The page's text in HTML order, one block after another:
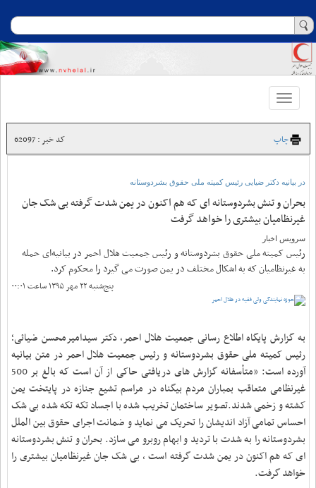
Toggle
navigation
چاپ کد خبر : 62097
در بیانیه دکتر ضیایی رئیس کمیته ملی حقوق بشردوستانه
بحران و تنش بشردوستانه ای که هم اکنون در یمن شدت گرفته بی شک جان
غیرنظامیان بیشتری را خواهد گرفت
سرویس اخبار
رئیس کمیته ملی حقوق بشردوستانه و رئیس جمعیت هلال احمر در بیانیه‌ای حمله
به غیرنظامیان که به اشکال مختلف در یمن صورت می گیرد را محکوم کرد.
پنج‌شنبه ۲۲ مهر ۱۳۹۵ ساعت ۰۰:۰۱
به گزارش پایگاه اطلاع رسانی جمعیت هلال احمر، دکتر سیدامیرمحسن ضیائی؛
رئیس کمیته ملی حقوق بشردوستانه و رئیس جمعیت هلال احمر در متن بیانیه
آورده است: «متأسفانه گزارش های دریافتی حاکی از آن است که بالغ بر 500
غیرنظامی متعاقب بمباران مردم بیگناه در مراسم تشیع جنازه در پایتخت یمن
کشته و زخمی شدند.تصویر ساختمان تخریب شده با اجساد تکه تکه شده بی شک
احساس تمامی آزاد اندیشان را تحریک می نماید و ضمانت اجرای حقوق بین الملل
بشردوستانه را به شدت با تردید و ابهام روبرو می سازد. بحران و تنش بشردوستانه
ای که هم اکنون در یمن شدت گرفته است ، بی شک جان غیرنظامیان بیشتری را
خواهد گرفت.